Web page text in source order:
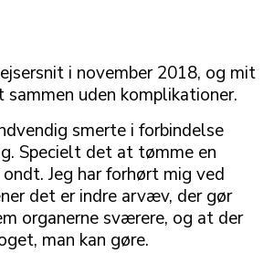
i november 2018, og mit
uden komplikationer.
smerte i forbindelse
Specielt det at tømme en
Jeg har forhørt mig ved
det er indre arvæv, der gør
organerne sværere, og at der
man kan gøre.